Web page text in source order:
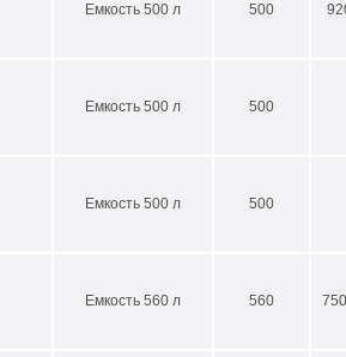
Емкость 500 л 500
Емкость 500 л 500
Емкость 500 л 500
Емкость 560 л 560